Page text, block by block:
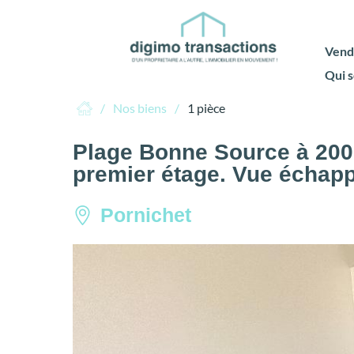
Qui
Nos biens 1 pièce
Plage Bonne Source à
premier étage. Vue
Pornichet